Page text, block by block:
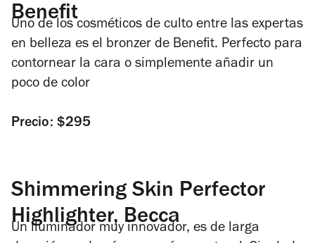
Benefit
Uno de los cosméticos de culto entre las expertas
en belleza es el bronzer de Benefit. Perfecto para
contornear la cara o simplemente añadir un
poco de color
Precio: $295
Shimmering Skin Perfector
Highlighter, Becca
Un iluminador muy innovador, es de larga